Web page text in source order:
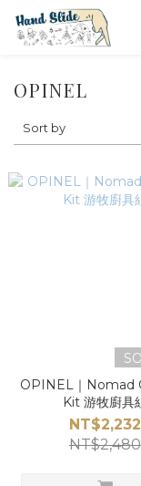
OPINEL
Sort by
OPINEL｜Nomad
Kit 游牧廚具
NT$2,232
NT$2,480